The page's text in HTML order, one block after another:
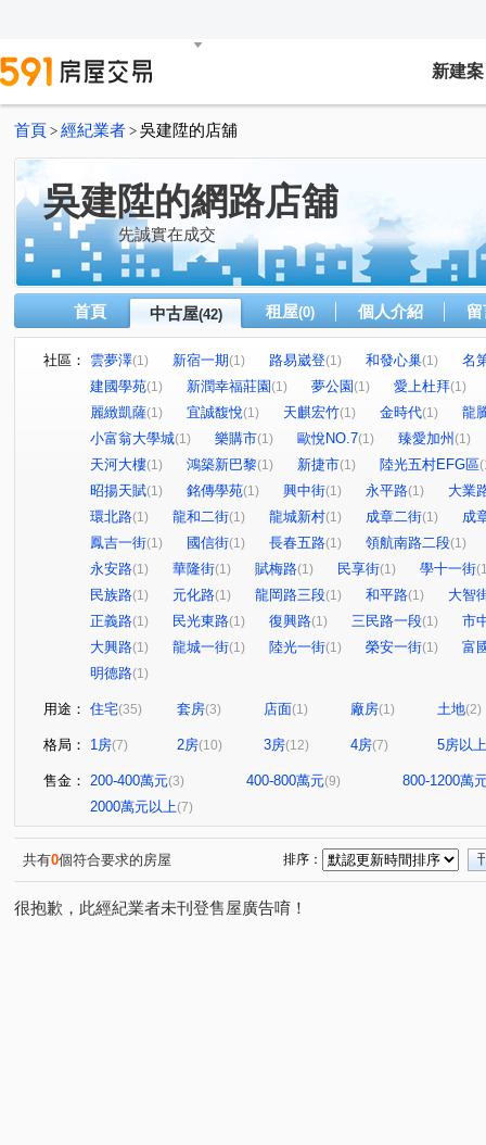
新建案
首頁 > 經紀業者 > 吳建陞的店舖
吳建陞的網路店舖
先誠實在成交
首頁 中古屋(42) 租屋(0) 個人介紹
社區： 雲夢澤(1) 新宿一期(1) 路易崴登(1) 和發心巢(1)
名
建國學苑(1) 新潤幸福莊園(1) 夢公園(1) 愛上杜拜(1)
麗緻凱薩(1) 宜誠馥悅(1) 天麒宏竹(1) 金時代(1)
龍
小富翁大學城(1) 樂購市(1) 歐悅NO.7(1) 臻愛加州 (1)
天河大樓(1) 鴻築新巴黎(1) 新捷市(1) 陸光五村EFG區
昭揚天賦(1) 銘傳學苑(1) 興中街(1) 永平路(1)
大業
環北路(1) 龍和二街(1) 龍城新村(1) 成章二街(1)
成
鳳吉一街(1) 國信街(1) 長春五路(1) 領航南路二段(1)
永安路(1) 華隆街(1) 賦梅路(1) 民享街(1) 學十一街
民族路(1) 元化路(1) 龍岡路三段(1) 和平路(1)
大智
正義路(1) 民光東路(1) 復興路(1) 三民路一段(1)
市
大興路(1) 龍城一街(1) 陸光一街(1) 榮安一街(1)
富
明德路(1)
用途： 住宅(35) 套房(3) 店面(1) 廠房(1) 土地(2)
格局： 1房(7) 2房(10) 3房(12) 4房(7) 5房以上
售金： 200-400萬元(3) 400-800萬元(9)
800-1200萬
2000萬元以上(7)
共有0個符合要求的房屋 排序：
很抱歉，此經紀業者未刊登售屋廣告唷！